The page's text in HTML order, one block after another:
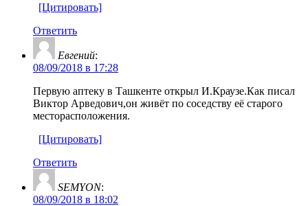
[Цитировать]
Ответить
Евгений:
08/09/2018 в 17:28
Первую аптеку в Ташкенте открыл И.Краузе.Как писал
Виктор Арведович,он живёт по соседству её старого
месторасположения.
[Цитировать]
Ответить
SEMYON:
08/09/2018 в 18:02